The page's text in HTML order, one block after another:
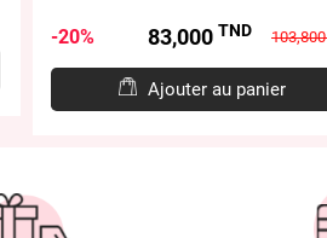
20% Prix83,000 TNDPrix
base
Ajouter au panier